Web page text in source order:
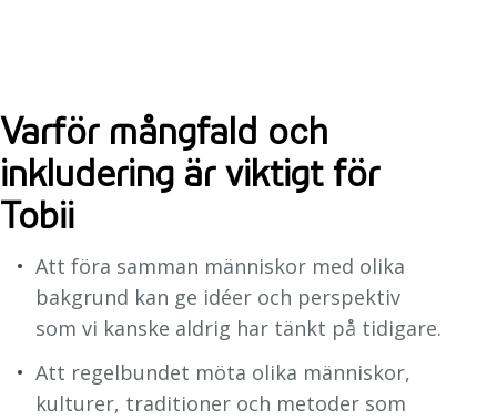
Varför mångfald och
inkludering är viktigt för
Tobii
Att föra samman människor med olika
bakgrund kan ge idéer och perspektiv
som vi kanske aldrig har tänkt på tidigare.
Att regelbundet möta olika människor,
kulturer, traditioner och metoder som